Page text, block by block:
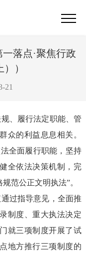
落点·聚焦行政
）
21
、履行法定职能、管
众的利益息息相关。
全面履行职能，坚持
全依法决策机制，完
范公正文明执法”。
过指导意见，全面推
制度、重大执法决定
就三项制度开展了试
地方推行三项制度的